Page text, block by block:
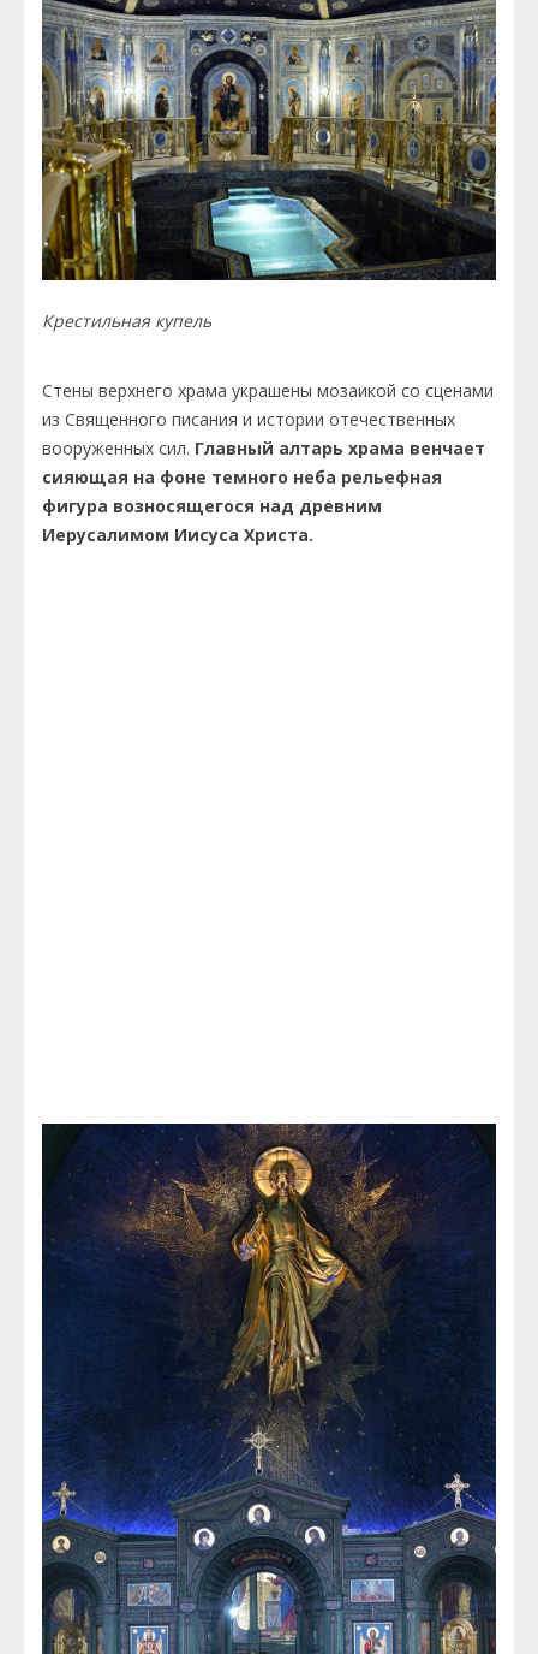
Крестильная купель
Стены верхнего храма украшены мозаикой со сценами
из Священного писания и истории отечественных
вооруженных сил. Главный алтарь храма венчает
сияющая на фоне темного неба рельефная
фигура возносящегося над древним
Иерусалимом Иисуса Христа.